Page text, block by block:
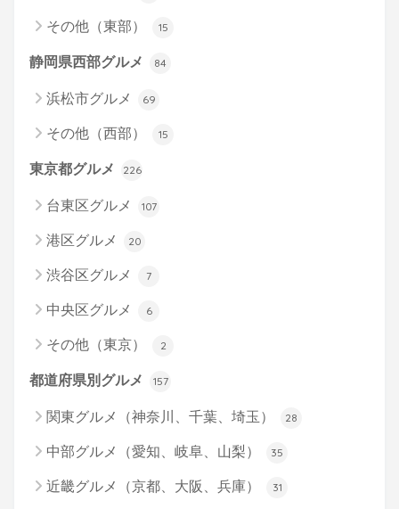
その他（東部） 15
静岡県西部グルメ 84
浜松市グルメ 69
その他（西部） 15
東京都グルメ 226
台東区グルメ 107
港区グルメ 20
渋谷区グルメ 7
中央区グルメ 6
その他（東京） 2
都道府県別グルメ 157
関東グルメ（神奈川、千葉、埼玉） 28
中部グルメ（愛知、岐阜、山梨） 35
近畿グルメ（京都、大阪、兵庫） 31